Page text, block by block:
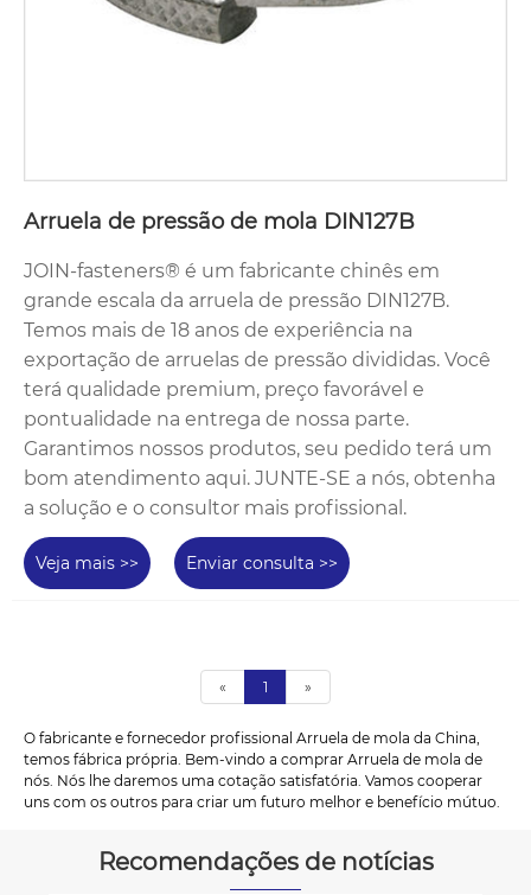
Arruela de pressão de mola DIN127B
JOIN-fasteners® é um fabricante chinês em
grande escala da arruela de pressão DIN127B.
Temos mais de 18 anos de experiência na
exportação de arruelas de pressão divididas. Você
terá qualidade premium, preço favorável e
pontualidade na entrega de nossa parte.
Garantimos nossos produtos, seu pedido terá um
bom atendimento aqui. JUNTE-SE a nós, obtenha
a solução e o consultor mais profissional.
Veja mais >> Enviar consulta >>
« 1 »
O fabricante e fornecedor profissional Arruela de mola da China,
temos fábrica própria. Bem-vindo a comprar Arruela de mola de
nós. Nós lhe daremos uma cotação satisfatória. Vamos cooperar
uns com os outros para criar um futuro melhor e benefício mútuo.
Recomendações de notícias